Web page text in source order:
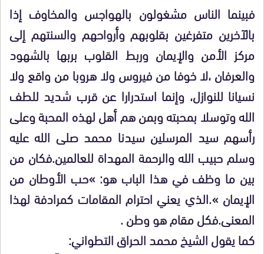
فبينما الناس مشغولون بالهواجس والمخاوف إذا
بالآخرين متفرغين بقلوبهم وأرواحهم والسنتهم إلى
مركز الأمن والإيمان وربط القلوب بربها بالشهود
والعرفان ،لا خوفا من فيروس ولا هروبا من واقع ولا
نسيانا للنوازل، وإنما استدرارا عن قرب شديد للطف
الله وتوسلا بمحبته وبمن هم أهل لهذه المحبة وعلى
رأسهم سيد المرسلين سيدنا محمد صلى الله عليه
وسلم حبيب الله والرحمة المهداة للعالمين.فكان من
بين ما وظف في هذا الباب هو: »حب الأوطان من
الإيمان ».الذي يعني احترام المقامات كمرادفة لهذا
المعنى.فكل مقام هو وطن .
كما يقول الشيخ محمد الحراق التطواني: